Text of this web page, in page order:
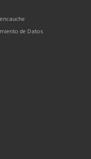
de Datos